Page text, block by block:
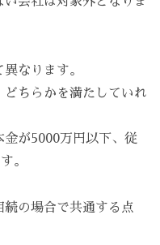
なります。
ちらかを満たしていれ
が5000万円以下、従
。
の場合で共通する点